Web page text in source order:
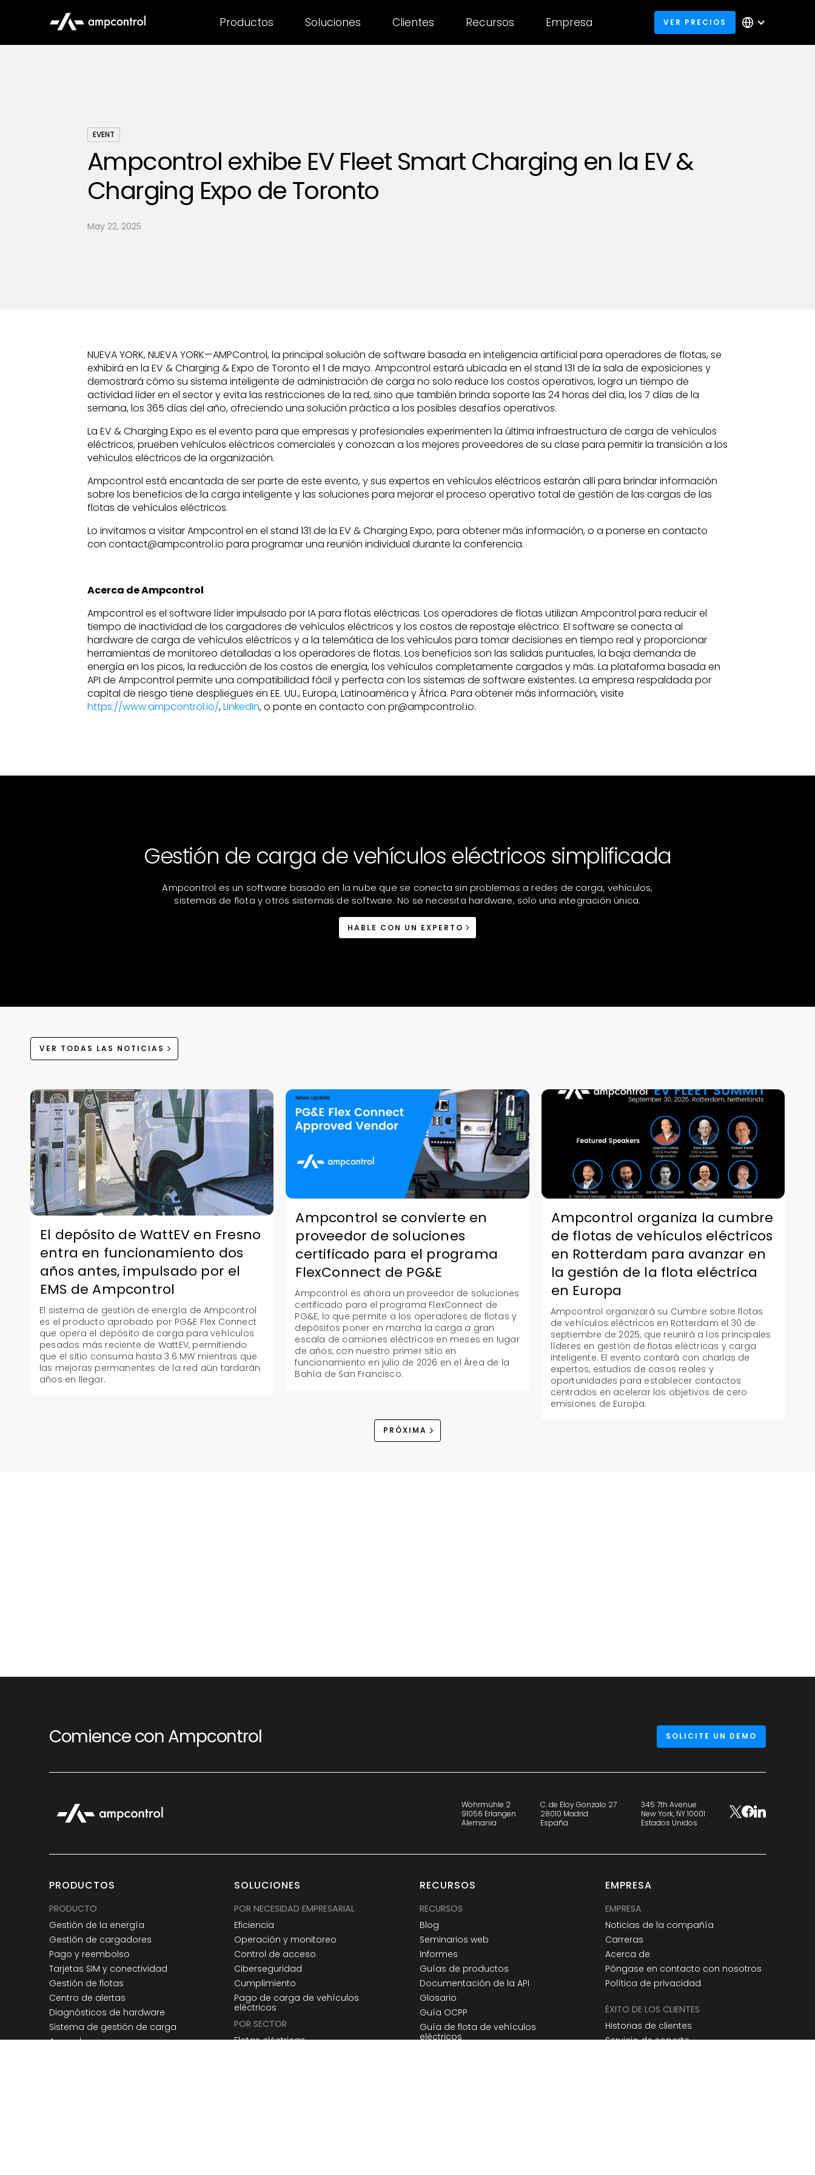
Productos Soluciones Clientes Recursos Empresa VER PRECIOS
EVENT
Ampcontrol exhibe EV Fleet Smart Charging en la EV &
Charging Expo de Toronto
May 22, 2025
NUEVA YORK, NUEVA YORK—AMPControl, la principal solución de software basada en inteligencia artificial para operadores de flotas, se
exhibirá en la EV & Charging & Expo de Toronto el 1 de mayo. Ampcontrol estará ubicada en el stand 131 de la sala de exposiciones y
demostrará cómo su sistema inteligente de administración de carga no solo reduce los costos operativos, logra un tiempo de
actividad líder en el sector y evita las restricciones de la red, sino que también brinda soporte las 24 horas del día, los 7 días de la
semana, los 365 días del año, ofreciendo una solución práctica a los posibles desafíos operativos.
La EV & Charging Expo es el evento para que empresas y profesionales experimenten la última infraestructura de carga de vehículos
eléctricos, prueben vehículos eléctricos comerciales y conozcan a los mejores proveedores de su clase para permitir la transición a los
vehículos eléctricos de la organización.
Ampcontrol está encantada de ser parte de este evento, y sus expertos en vehículos eléctricos estarán allí para brindar información
sobre los beneficios de la carga inteligente y las soluciones para mejorar el proceso operativo total de gestión de las cargas de las
flotas de vehículos eléctricos.
Lo invitamos a visitar Ampcontrol en el stand 131 de la EV & Charging Expo, para obtener más información, o a ponerse en contacto
con contact@ampcontrol.io para programar una reunión individual durante la conferencia.
Acerca de Ampcontrol
Ampcontrol es el software líder impulsado por IA para flotas eléctricas. Los operadores de flotas utilizan Ampcontrol para reducir el
tiempo de inactividad de los cargadores de vehículos eléctricos y los costos de repostaje eléctrico. El software se conecta al
hardware de carga de vehículos eléctricos y a la telemática de los vehículos para tomar decisiones en tiempo real y proporcionar
herramientas de monitoreo detalladas a los operadores de flotas. Los beneficios son las salidas puntuales, la baja demanda de
energía en los picos, la reducción de los costos de energía, los vehículos completamente cargados y más. La plataforma basada en
API de Ampcontrol permite una compatibilidad fácil y perfecta con los sistemas de software existentes. La empresa respaldada por
capital de riesgo tiene despliegues en EE. UU., Europa, Latinoamérica y África. Para obtener más información, visite
https://www.ampcontrol.io/,LinkedIn, o ponte en contacto con pr@ampcontrol.io.
Gestión de carga de vehículos eléctricos simplificada
Ampcontrol es un software basado en la nube que se conecta sin problemas a redes de carga, vehículos,
sistemas de flota y otros sistemas de software. No se necesita hardware, solo una integración única.
HABLE CON UN EXPERTO
VER TODAS LAS NOTICIAS
El depósito de WattEV en Fresno
entra en funcionamiento dos
años antes, impulsado por el
EMS de Ampcontrol
El sistema de gestión de energía de Ampcontrol
es el producto aprobado por PG&E Flex Connect
que opera el depósito de carga para vehículos
pesados más reciente de WattEV, permitiendo
que el sitio consuma hasta 3.6 MW mientras que
las mejoras permanentes de la red aún tardarán
años en llegar.
Ampcontrol se convierte en
proveedor de soluciones
certificado para el programa
FlexConnect de PG&E
Ampcontrol es ahora un proveedor de soluciones
certificado para el programa FlexConnect de
PG&E, lo que permite a los operadores de flotas y
depósitos poner en marcha la carga a gran
escala de camiones eléctricos en meses en lugar
de años, con nuestro primer sitio en
funcionamiento en julio de 2026 en el Área de la
Bahía de San Francisco.
Ampcontrol organiza la cumbre
de flotas de vehículos eléctricos
en Rotterdam para avanzar en
la gestión de la flota eléctrica
en Europa
Ampcontrol organizará su Cumbre sobre flotas
de vehículos eléctricos en Rotterdam el 30 de
septiembre de 2025, que reunirá a los principales
líderes en gestión de flotas eléctricas y carga
inteligente. El evento contará con charlas de
expertos, estudios de casos reales y
oportunidades para establecer contactos
centrados en acelerar los objetivos de cero
emisiones de Europa.
PRÓXIMA
Comience con Ampcontrol SOLICITE UN DEMO
Wöhrmühle 2
91056 Erlangen
Alemania
C. de Eloy Gonzalo 27
28010 Madrid
España
345 7th Avenue
New York, NY 10001
Estados Unidos
PRODUCTOS
PRODUCTO
Gestión de la energía
Gestión de cargadores
Pago y reembolso
Tarjetas SIM y conectividad
Gestión de flotas
Centro de alertas
Diagnósticos de hardware
Sistema de gestión de carga
Ampedge
SOLUCIONES
POR NECESIDAD EMPRESARIAL
Eficiencia
Operación y monitoreo
Control de acceso
Ciberseguridad
Cumplimiento
Pago de carga de vehículos
eléctricos
POR SECTOR
Flotas eléctricas
RECURSOS
RECURSOS
Blog
Seminarios web
Informes
Guías de productos
Documentación de la API
Glosario
Guía OCPP
Guía de flota de vehículos
eléctricos
EMPRESA
EMPRESA
Noticias de la compañía
Carreras
Acerca de
Póngase en contacto con nosotros
Política de privacidad
ÉXITO DE LOS CLIENTES
Historias de clientes
Servicio de soporte